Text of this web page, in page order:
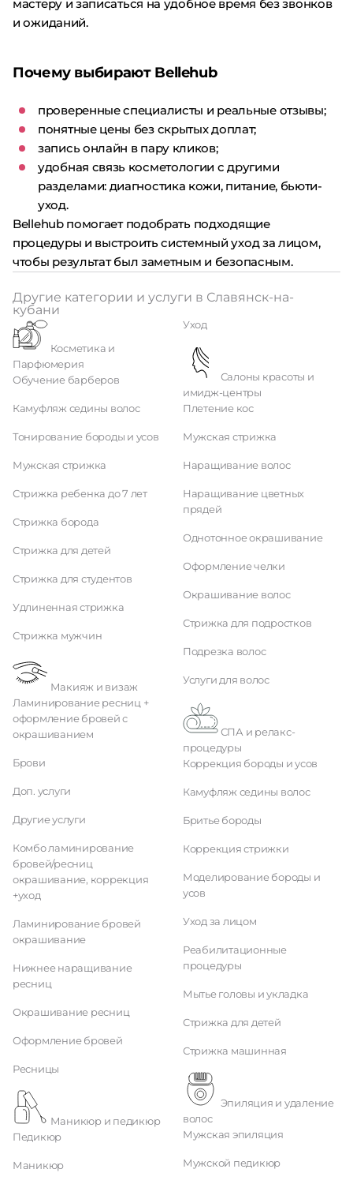
мастеру и записаться на удобное время без звонков
и ожиданий.
Почему выбирают Bellehub
проверенные специалисты и реальные отзывы;
понятные цены без скрытых доплат;
запись онлайн в пару кликов;
удобная связь косметологии с другими
разделами: диагностика кожи, питание, бьюти-
уход.
Bellehub помогает подобрать подходящие
процедуры и выстроить системный уход за лицом,
чтобы результат был заметным и безопасным.
Другие категории и услуги в Славянск-на-
кубани
Парфюмерия
Обучение барберов
Камуфляж седины волос
Тонирование бороды и усов
Мужская стрижка
Стрижка ребенка до 7 лет
Стрижка борода
Стрижка для детей
Стрижка для студентов
Удлиненная стрижка
Стрижка мужчин
Макияж и визаж
Ламинирование ресниц +
оформление бровей с
окрашиванием
Брови
Доп. услуги
Другие услуги
Комбо ламинирование
бровей/ресниц
окрашивание, коррекция
+уход
Ламинирование бровей
окрашивание
Нижнее наращивание
ресниц
Окрашивание ресниц
Оформление бровей
Ресницы
Маникюр и педикюр
Педикюр
Маникюр
Уход
имидж-центры
Плетение кос
Мужская стрижка
Наращивание волос
Наращивание цветных
прядей
Однотонное окрашивание
Оформление челки
Окрашивание волос
Стрижка для подростков
Подрезка волос
Услуги для волос
процедуры
Коррекция бороды и усов
Камуфляж седины волос
Бритье бороды
Коррекция стрижки
Моделирование бороды и
усов
Уход за лицом
Реабилитационные
процедуры
Мытье головы и укладка
Стрижка для детей
Стрижка машинная
волос
Мужская эпиляция
Мужской педикюр